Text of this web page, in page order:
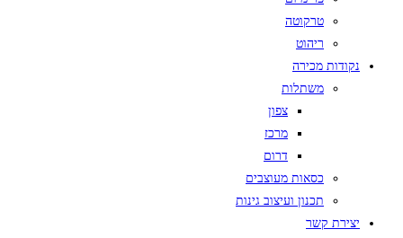
טרקוטה
ריהוט
נקודות מכירה
משתלות
צפון
מרכז
דרום
כסאות מעוצבים
תכנון ועיצוב גינות
יצירת קשר